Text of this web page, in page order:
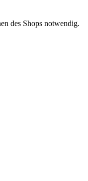
des Shops notwendig.